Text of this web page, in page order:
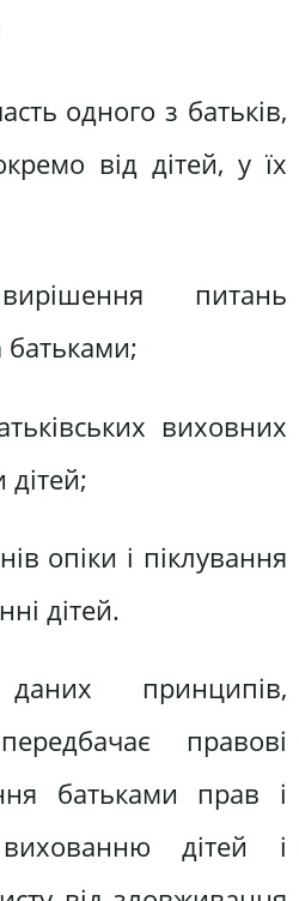
одного з батьків,
від дітей, у їх
питань
виховних
дітей;
опіки і піклування
дітей.
принципів,
правові
батьками прав і
дітей і